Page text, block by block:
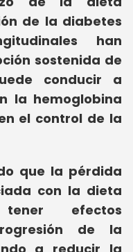
de la diabetes
han
sostenida de
conducir a
la hemoglobina
el control de la
que la pérdida
con la dieta
efectos
de la